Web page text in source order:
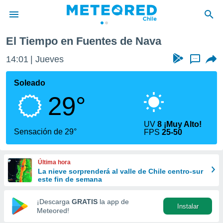
de
por
que se
calidad.
a este
las
y
forma
digital
basada
El Tiempo en Fuentes de Nava
14:01 Jueves ...
Soleado
29°
Sensación de 29°
UV8 ¡Muy Alto!
FPS25-50
Última hora
La nieve sorprenderá al valle de Chile centro-sur
este fin de semana
¡Descarga GRATIS la app de
Meteored!
Instalar